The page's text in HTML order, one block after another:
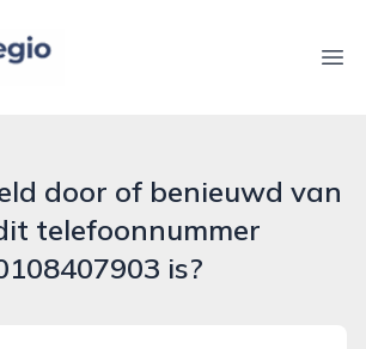
door of benieuwd van
telefoonnummer
is?